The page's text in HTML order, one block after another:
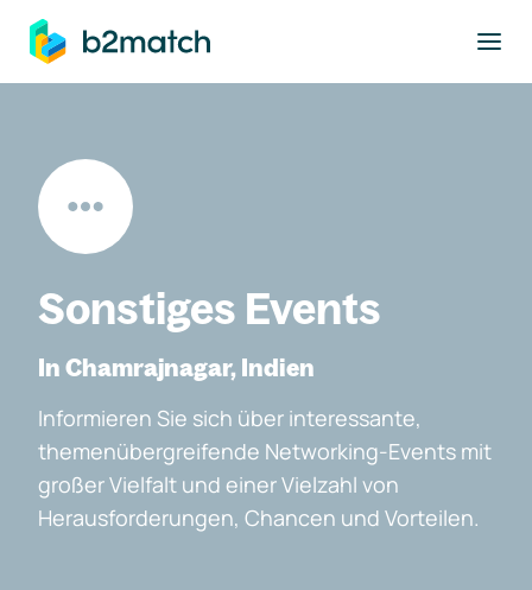
springen
Sonstiges Events
In Chamrajnagar, Indien
Informieren Sie sich über interessante,
themenübergreifende Networking-Events mit
großer Vielfalt und einer Vielzahl von
Herausforderungen, Chancen und Vorteilen.